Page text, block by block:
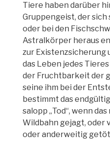
Tiere haben darüber
Gruppengeist, der
oder bei den
Astralkörper heraus
zur Existenzsicherung
das Leben jedes
der Fruchtbarkeit der
seine ihm bei der
bestimmt das
salopp „Tod“, wenn
Wildbahn gejagt, oder
oder anderweitig